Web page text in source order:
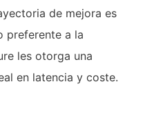
de mejora es
preferente a la
les otorga una
en latencia y coste.